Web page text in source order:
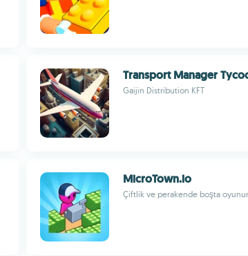
Transport Manager
Gaijin Distribution KFT
MicroTown.io
Çiftlik ve perakende boşta